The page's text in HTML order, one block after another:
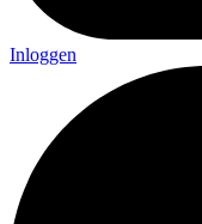
Inloggen